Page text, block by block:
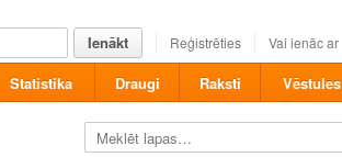
Ienākt Reģistrēties Vai ienāc ar
Statistika Draugi Raksti Vēstules